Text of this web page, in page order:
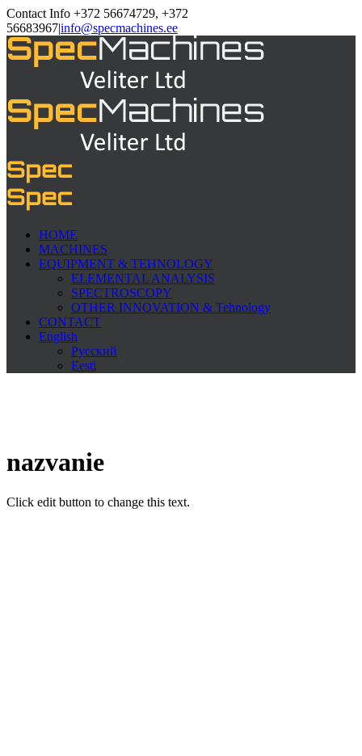
Contact Info +372 56674729, +372
56683967|info@specmachines.ee
HOME
MACHINES
EQUIPMENT & TEHNOLOGY
ELEMENTAL ANALYSIS
SPECTROSCOPY
OTHER INNOVATION & Tehnology
CONTACT
English
Русский
Eesti
nazvanie
Click edit button to change this text.